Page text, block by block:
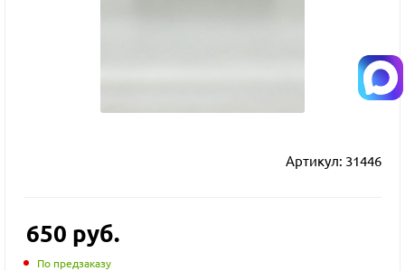
Артикул: 31446
650 руб.
По предзаказу